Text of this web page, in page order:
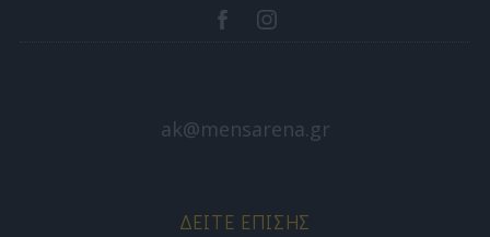
ak@mensarena.gr
ΔΕΊΤΕ ΕΠΊΣΗΣ